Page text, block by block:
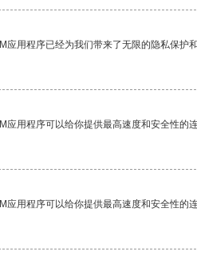
应用程序已经为我们带来了无限的隐私保护和
应用程序可以给你提供最高速度和安全性的
应用程序可以给你提供最高速度和安全性的连